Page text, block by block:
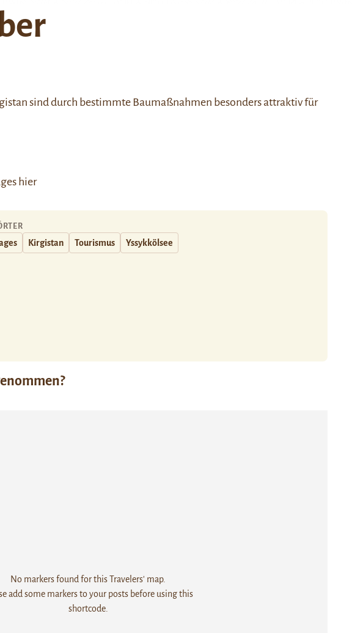
sind durch bestimmte Baumaßnahmen besonders attraktiv für
hier
Kirgistan Tourismus Yssykkölsee
No markers found for this Travelers' map.
add some markers to your posts before using this
shortcode.